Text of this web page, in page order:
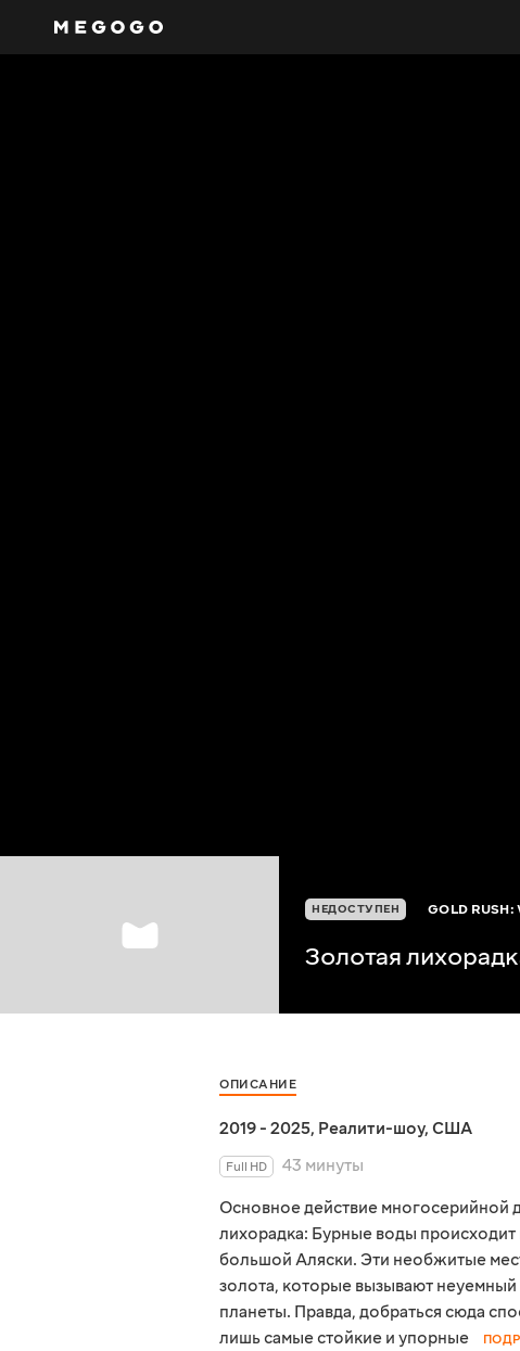
НЕДОСТУПЕН GOLD RUSH:
Золотая
ОПИСАНИЕ
2019 - 2025, Реалити-шоу, США
Full HD
43 минуты
Основное действие многосерийной
лихорадка: Бурные воды
большой Аляски. Эти необжитые
золота, которые вызывают
планеты. Правда, добраться сюда
лишь самые стойкие и упорные